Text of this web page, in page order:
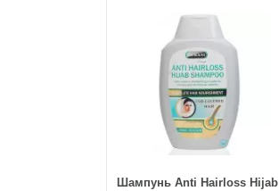
Шампунь Anti Hairloss Hijab